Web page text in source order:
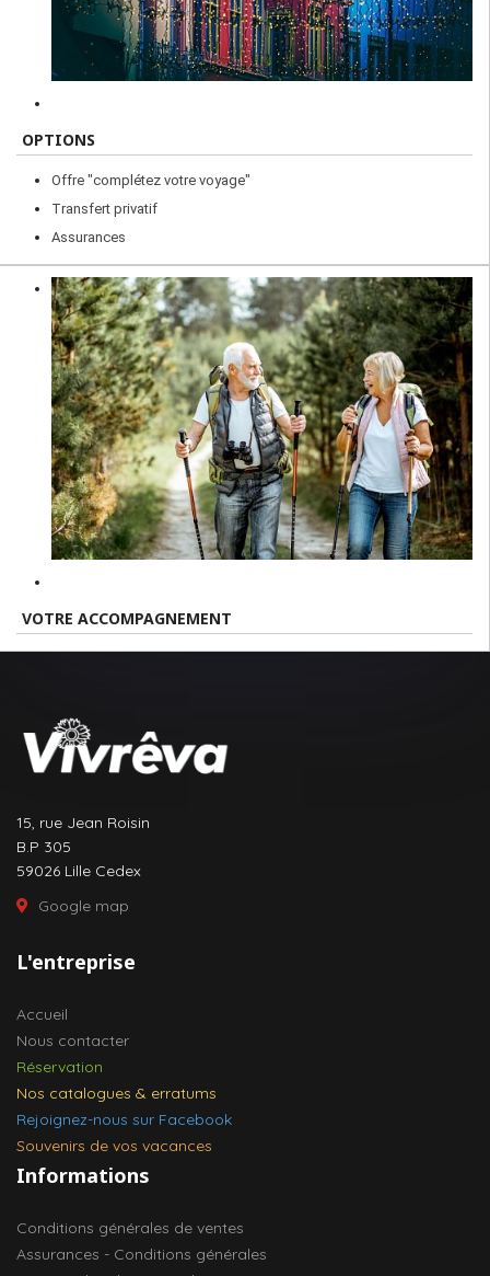
OPTIONS
Offre "complétez votre voyage"
Transfert privatif
Assurances
VOTRE ACCOMPAGNEMENT
15, rue Jean Roisin
B.P 305
59026 Lille Cedex
Google map
L'entreprise
Accueil
Nous contacter
Réservation
Nos catalogues & erratums
Rejoignez-nous sur Facebook
Souvenirs de vos vacances
Informations
Conditions générales de ventes
Assurances - Conditions générales